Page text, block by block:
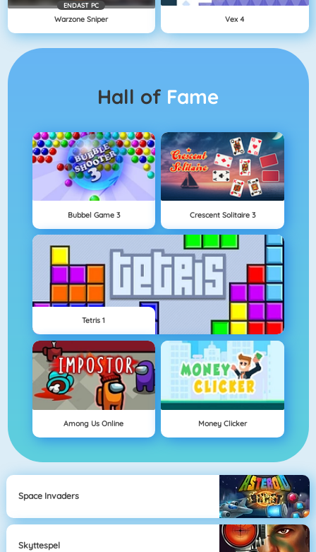
ENDAST PC
Warzone Sniper Vex 4
Hall of Fame
Bubbel Game 3 Crescent Solitaire 3
Tetris 1
Among Us Online Money Clicker
Space Invaders
Skyttespel